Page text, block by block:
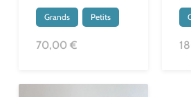
Grands Petits
70,00 €